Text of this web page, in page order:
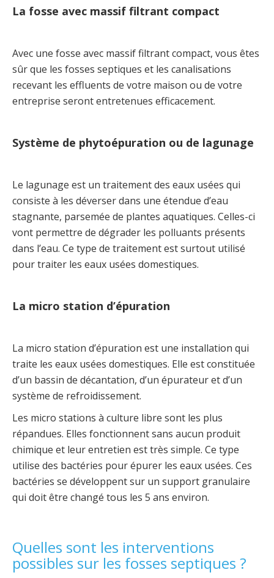
La fosse avec massif filtrant compact
Avec une fosse avec massif filtrant compact, vous êtes
sûr que les fosses septiques et les canalisations
recevant les effluents de votre maison ou de votre
entreprise seront entretenues efficacement.
Système de phytoépuration ou de lagunage
Le lagunage est un traitement des eaux usées qui
consiste à les déverser dans une étendue d’eau
stagnante, parsemée de plantes aquatiques. Celles-ci
vont permettre de dégrader les polluants présents
dans l’eau. Ce type de traitement est surtout utilisé
pour traiter les eaux usées domestiques.
La micro station d’épuration
La micro station d’épuration est une installation qui
traite les eaux usées domestiques. Elle est constituée
d’un bassin de décantation, d’un épurateur et d’un
système de refroidissement.
Les micro stations à culture libre sont les plus
répandues. Elles fonctionnent sans aucun produit
chimique et leur entretien est très simple. Ce type
utilise des bactéries pour épurer les eaux usées. Ces
bactéries se développent sur un support granulaire
qui doit être changé tous les 5 ans environ.
Quelles sont les interventions
possibles sur les fosses septiques ?